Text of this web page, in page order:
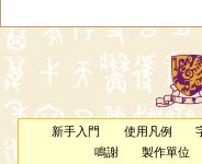
新手入門 使用凡例
鳴謝
製作單位